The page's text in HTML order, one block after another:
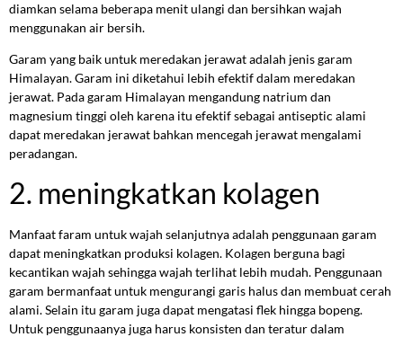
diamkan selama beberapa menit ulangi dan bersihkan wajah
menggunakan air bersih.
Garam yang baik untuk meredakan jerawat adalah jenis garam
Himalayan. Garam ini diketahui lebih efektif dalam meredakan
jerawat. Pada garam Himalayan mengandung natrium dan
magnesium tinggi oleh karena itu efektif sebagai antiseptic alami
dapat meredakan jerawat bahkan mencegah jerawat mengalami
peradangan.
2. meningkatkan kolagen
Manfaat faram untuk wajah selanjutnya adalah penggunaan garam
dapat meningkatkan produksi kolagen. Kolagen berguna bagi
kecantikan wajah sehingga wajah terlihat lebih mudah. Penggunaan
garam bermanfaat untuk mengurangi garis halus dan membuat cerah
alami. Selain itu garam juga dapat mengatasi flek hingga bopeng.
Untuk penggunaanya juga harus konsisten dan teratur dalam